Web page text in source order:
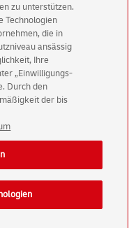
5 € Gutschein
5 € Gutschein
Post AG
Hinweise
zu unterstützen.
Technologien
die in
ansässig
Ihre
„Einwilligungs-
Durch den
der bis